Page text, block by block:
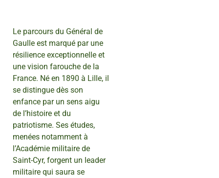
Le parcours du Général de
Gaulle est marqué par une
résilience exceptionnelle et
une vision farouche de la
France. Né en 1890 à Lille, il
se distingue dès son
enfance par un sens aigu
de l’histoire et du
patriotisme. Ses études,
menées notamment à
l’Académie militaire de
Saint-Cyr, forgent un leader
militaire qui saura se